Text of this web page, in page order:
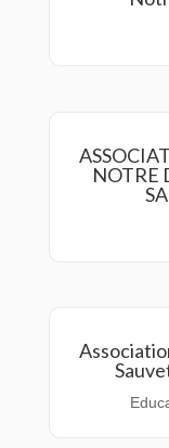
NOTRE